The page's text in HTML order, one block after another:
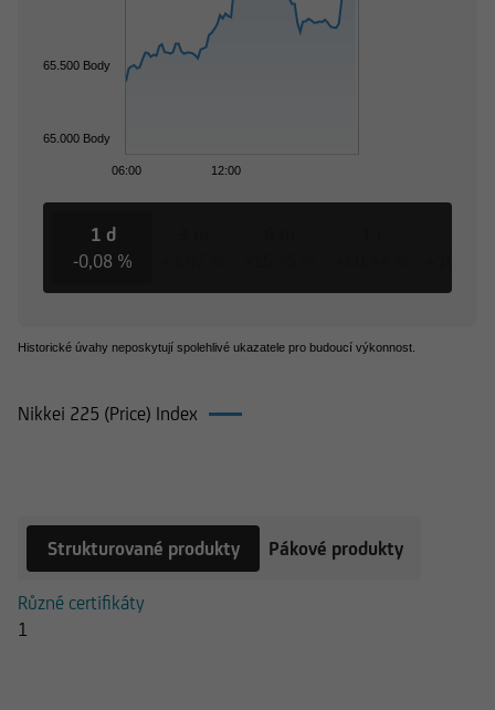
06:00 12:00
65.000 Body
65.500 Body
1 d
-0,08 %
Historické úvahy neposkytují spolehlivé ukazatele pro budoucí výkonnost.
Nikkei 225 (Price) Index
Strukturované produkty Pákové produkty
Různé certifikáty
1